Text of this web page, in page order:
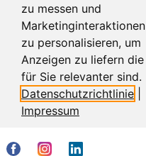
zu messen und
Marketinginteraktionen
zu personalisieren, um
Anzeigen zu liefern die
für Sie relevanter sind.
Datenschutzrichtlinie
Impressum
Cookie-Einstellungen